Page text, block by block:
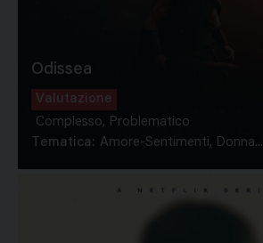
Odissea
Valutazione
Complesso, Problematico
Tematica: Amore-Sentimenti, Donna...